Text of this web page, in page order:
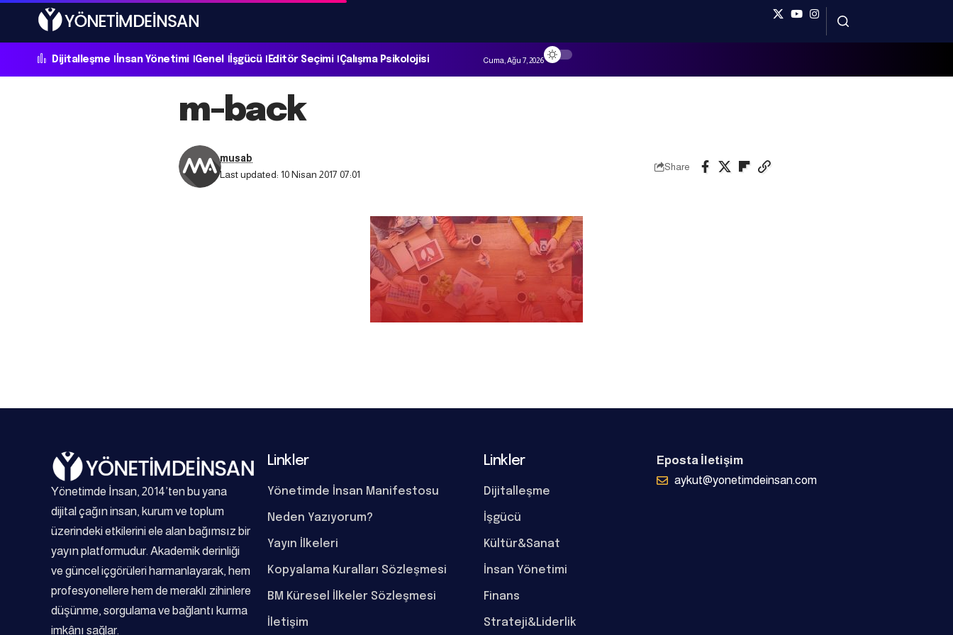
Dijitalleşme İnsan Yönetimi Genel İşgücü Editör Seçimi Çalışma Psikolojisi Cuma, Ağu 7, 2026
m-back
Last updated: 10 Nisan 2017 07:01
musab
Share
Yönetimde İnsan, 2014’ten bu yana
dijital çağın insan, kurum ve toplum
üzerindeki etkilerini ele alan bağımsız bir
yayın platformudur. Akademik derinliği
ve güncel içgörüleri harmanlayarak, hem
profesyonellere hem de meraklı zihinlere
düşünme, sorgulama ve bağlantı kurma
imkânı sağlar.
Linkler
Yönetimde İnsan Manifestosu
Neden Yazıyorum?
Yayın İlkeleri
Kopyalama Kuralları Sözleşmesi
BM Küresel İlkeler Sözleşmesi
İletişim
Linkler
Dijitalleşme
İşgücü
Kültür&Sanat
İnsan Yönetimi
Finans
Strateji&Liderlik
Eposta İletişim
aykut@yonetimdeinsan.com